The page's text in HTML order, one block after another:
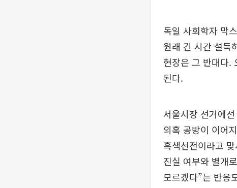
독일 사회학자 막
원래 긴 시간 설득
현장은 그 반대다.
된다.
서울시장 선거에
의혹 공방이 이어
흑색선전이라고
진실 여부와 별개
모르겠다”는 반응